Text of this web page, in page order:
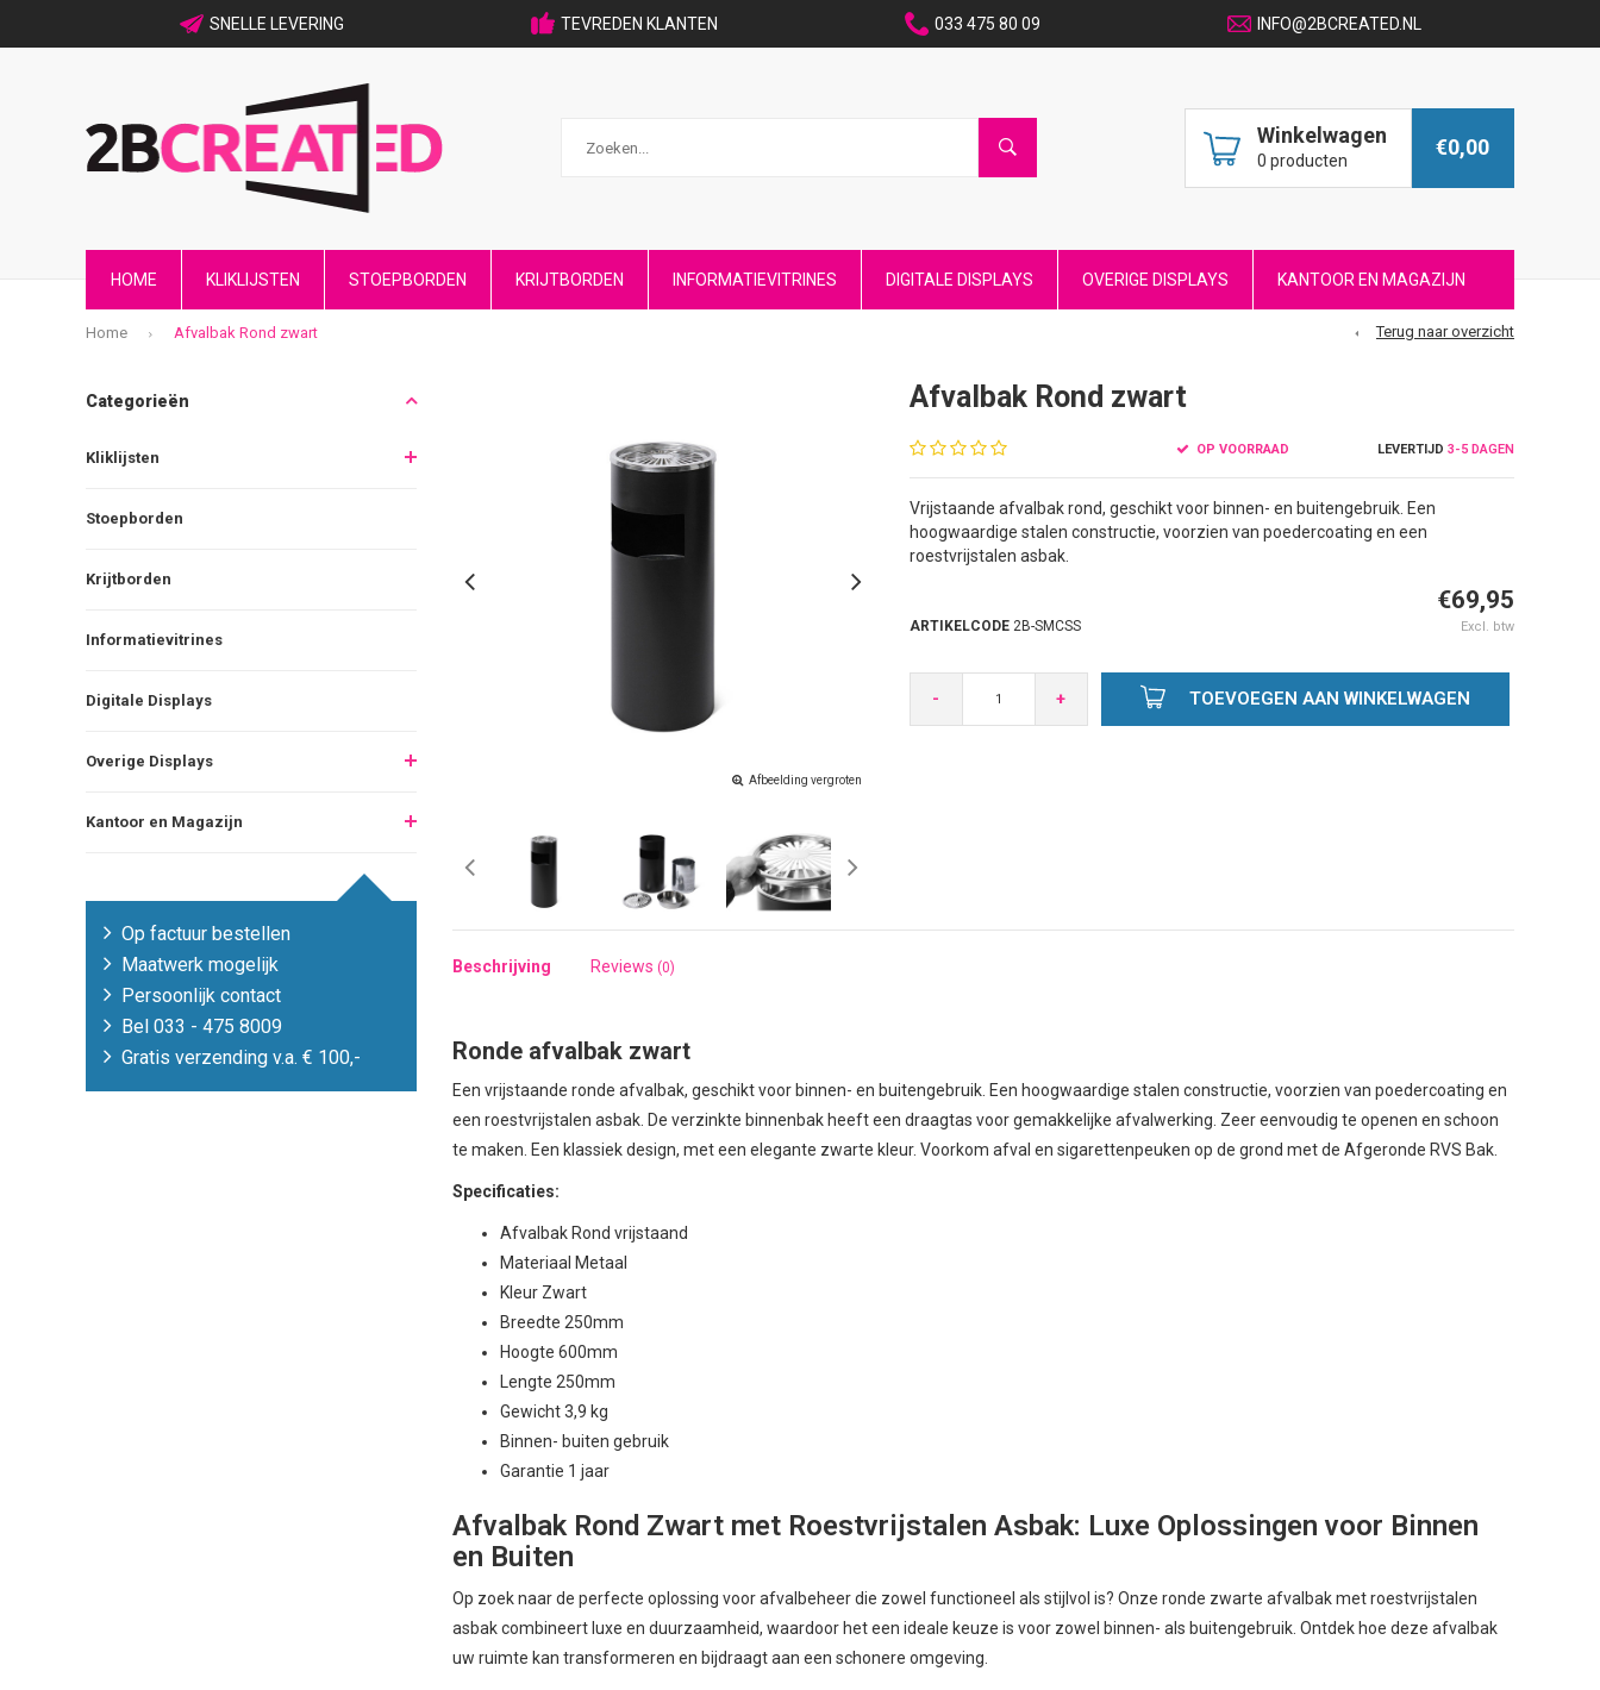
SNELLE LEVERING TEVREDEN KLANTEN 033 475 80 09 INFO@2BCREATED.NL
Winkelwagen
0 producten
€0,00
HOME KLIKLIJSTEN STOEPBORDEN KRIJTBORDEN INFORMATIEVITRINES DIGITALE DISPLAYS OVERIGE DISPLAYS KANTOOR EN MAGAZIJN
Home Afvalbak Rond zwart Terug naar overzicht
Categorieën
Kliklijsten
Stoepborden
Krijtborden
Informatievitrines
Digitale Displays
Overige Displays
Kantoor en Magazijn
Op factuur bestellen
Maatwerk mogelijk
Persoonlijk contact
Bel 033 - 475 8009
Gratis verzending v.a. € 100,-
Afbeelding vergroten
Afvalbak Rond zwart
OP VOORRAAD LEVERTIJD 3-5 DAGEN
Vrijstaande afvalbak rond, geschikt voor binnen- en buitengebruik. Een
hoogwaardige stalen constructie, voorzien van poedercoating en een
roestvrijstalen asbak.
ARTIKELCODE2B-SMCSS
€69,95
Excl. btw
- + TOEVOEGEN AAN WINKELWAGEN
Beschrijving Reviews (0)
Ronde afvalbak zwart
Een vrijstaande ronde afvalbak, geschikt voor binnen- en buitengebruik. Een hoogwaardige stalen constructie, voorzien van poedercoating en
een roestvrijstalen asbak. De verzinkte binnenbak heeft een draagtas voor gemakkelijke afvalwerking. Zeer eenvoudig te openen en schoon
te maken. Een klassiek design, met een elegante zwarte kleur. Voorkom afval en sigarettenpeuken op de grond met de Afgeronde RVS Bak.
Specificaties:
Afvalbak Rond vrijstaand
Materiaal Metaal
Kleur Zwart
Breedte 250mm
Hoogte 600mm
Lengte 250mm
Gewicht 3,9 kg
Binnen- buiten gebruik
Garantie 1 jaar
Afvalbak Rond Zwart met Roestvrijstalen Asbak: Luxe Oplossingen voor Binnen
en Buiten
Op zoek naar de perfecte oplossing voor afvalbeheer die zowel functioneel als stijlvol is? Onze ronde zwarte afvalbak met roestvrijstalen
asbak combineert luxe en duurzaamheid, waardoor het een ideale keuze is voor zowel binnen- als buitengebruik. Ontdek hoe deze afvalbak
uw ruimte kan transformeren en bijdraagt aan een schonere omgeving.